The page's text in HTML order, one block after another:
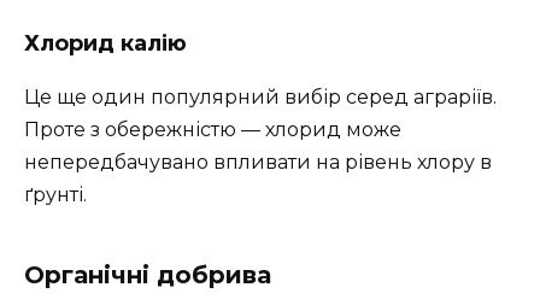
Хлорид калію
Це ще один популярний вибір серед аграріїв.
Проте з обережністю — хлорид може
непередбачувано впливати на рівень хлору в
ґрунті.
Органічні добрива